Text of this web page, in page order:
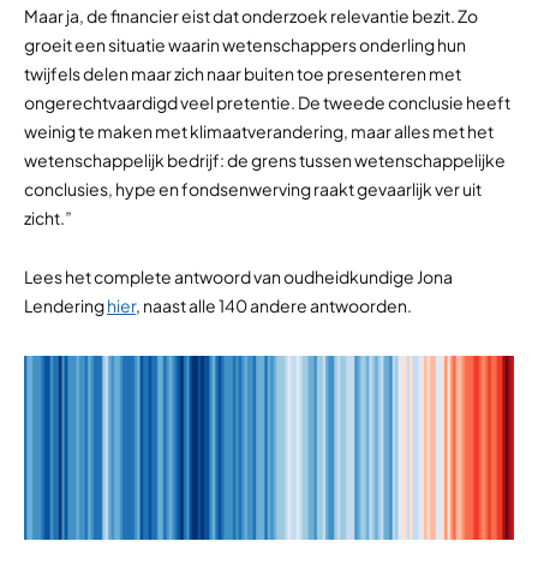
Maar ja, de financier eist dat onderzoek relevantie bezit. Zo
groeit een situatie waarin wetenschappers onderling hun
twijfels delen maar zich naar buiten toe presenteren met
ongerechtvaardigd veel pretentie. De tweede conclusie heeft
weinig te maken met klimaatverandering, maar alles met het
wetenschappelijk bedrijf: de grens tussen wetenschappelijke
conclusies, hype en fondsenwerving raakt gevaarlijk ver uit
zicht.”
Lees het complete antwoord van oudheidkundige Jona
Lenderinghier, naast alle 140 andere antwoorden.